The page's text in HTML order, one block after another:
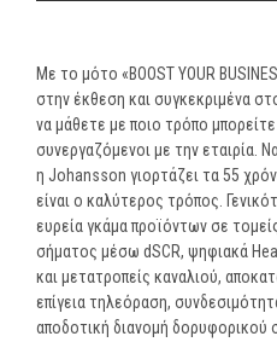
Με το μότο «BOOST YOUR
στην έκθεση και συγκεκριμένα
να μάθετε με ποιο τρόπο
συνεργαζόμενοι με την εταιρία.
η Johansson γιορτάζει τα 55
είναι ο καλύτερος τρόπος.
ευρεία γκάμα προϊόντων σε
σήματος μέσω dSCR, ψηφιακά
και μετατροπείς καναλιού,
επίγεια τηλεόραση,
αποδοτική διανομή